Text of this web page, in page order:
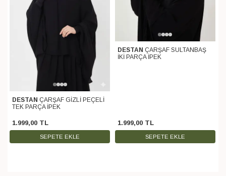
DESTAN ÇARŞAF GİZLİ PEÇELİ
TEK PARÇA İPEK
1.999,00 TL
SEPETE EKLE
DESTAN ÇARŞAF SULTANBAŞ
İKİ PARÇA İPEK
1.999,00 TL
SEPETE EKLE